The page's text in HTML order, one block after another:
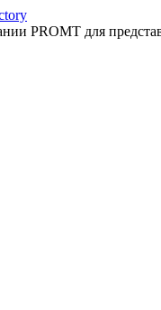
PROMT для